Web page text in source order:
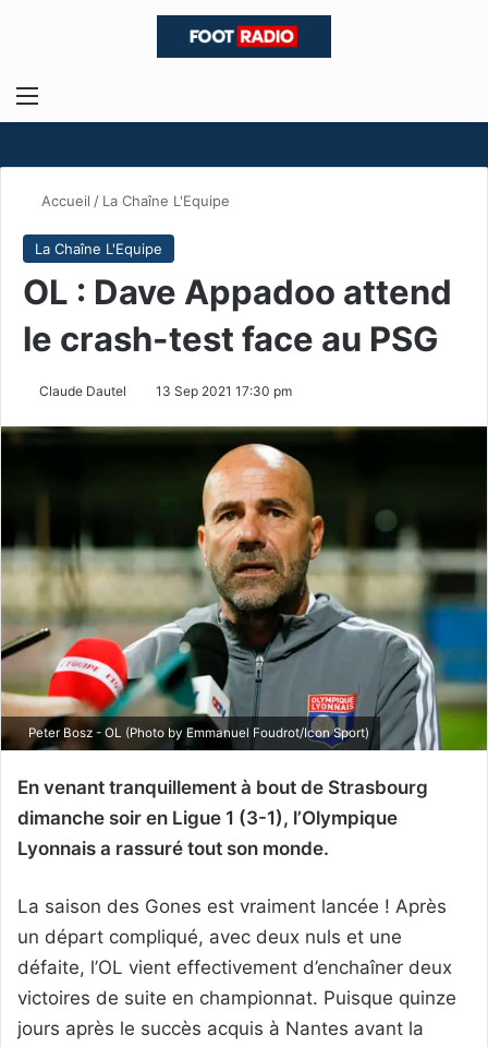
Menu
Accueil / La Chaîne L'Equipe
La Chaîne L'Equipe
OL : Dave Appadoo attend
le crash-test face au PSG
Claude Dautel 13 Sep 2021 17:30 pm
Peter Bosz - OL (Photo by Emmanuel Foudrot/Icon Sport)
En venant tranquillement à bout de Strasbourg
dimanche soir en Ligue 1 (3-1), l’Olympique
Lyonnais a rassuré tout son monde.
La saison des Gones est vraiment lancée ! Après
un départ compliqué, avec deux nuls et une
défaite, l’OL vient effectivement d’enchaîner deux
victoires de suite en championnat. Puisque quinze
jours après le succès acquis à Nantes avant la